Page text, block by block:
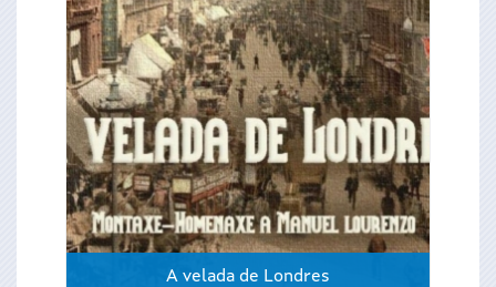
A velada de Londres